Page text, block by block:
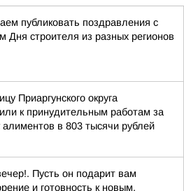
публиковать поздравления с
Дня строителя из разных регионов
Приаргунского округа
к принудительным работам за
алиментов в 803 тысячи рублей
Пусть он подарит вам
и готовность к новым,